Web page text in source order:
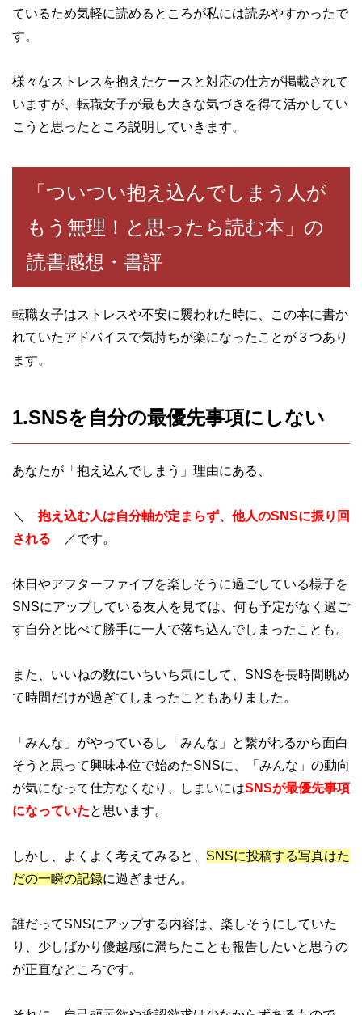
ているため気軽に読めるところが私には読みやすかったで
す。
様々なストレスを抱えたケースと対応の仕方が掲載されて
いますが、転職女子が最も大きな気づきを得て活かしてい
こうと思ったところ説明していきます。
「ついつい抱え込んでしまう人が
もう無理！と思ったら読む本」の
読書感想・書評
転職女子はストレスや不安に襲われた時に、この本に書か
れていたアドバイスで気持ちが楽になったことが３つあり
ます。
1.SNSを自分の最優先事項にしない
あなたが「抱え込んでしまう」理由にある、
＼ 抱え込む人は自分軸が定まらず、他人のSNSに振り回
される ／です。
休日やアフターファイブを楽しそうに過ごしている様子を
SNSにアップしている友人を見ては、何も予定がなく過ご
す自分と比べて勝手に一人で落ち込んでしまったことも。
また、いいねの数にいちいち気にして、SNSを長時間眺め
て時間だけが過ぎてしまったこともありました。
「みんな」がやっているし「みんな」と繋がれるから面白
そうと思って興味本位で始めたSNSに、「みんな」の動向
が気になって仕方なくなり、しまいにはSNSが最優先事項
になっていたと思います。
しかし、よくよく考えてみると、 SNSに投稿する写真はた
だの一瞬の記録に過ぎません。
誰だってSNSにアップする内容は、楽しそうにしていた
り、少しばかり優越感に満ちたことも報告したいと思うの
が正直なところです。